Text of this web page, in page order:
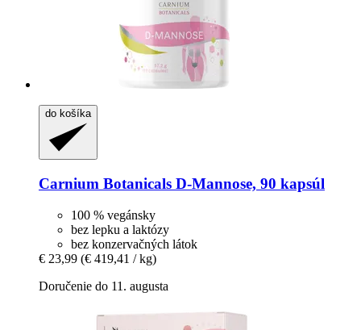
do košíka
Carnium Botanicals D-​Mannose, 90 kapsúl
100 % vegánsky
bez lepku a laktózy
bez konzervačných látok
€ 23,99 (€ 419,41 / kg)
Doručenie do 11. augusta